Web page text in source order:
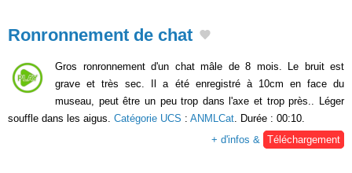
Ronronnement de chat
Gros ronronnement d'un chat mâle de 8 mois. Le bruit est
grave et très sec. Il a été enregistré à 10cm en face du
museau, peut être un peu trop dans l'axe et trop près.. Léger
souffle dans les aigus. Catégorie UCS : ANMLCat. Durée : 00:10.
+ d'infos & Téléchargement